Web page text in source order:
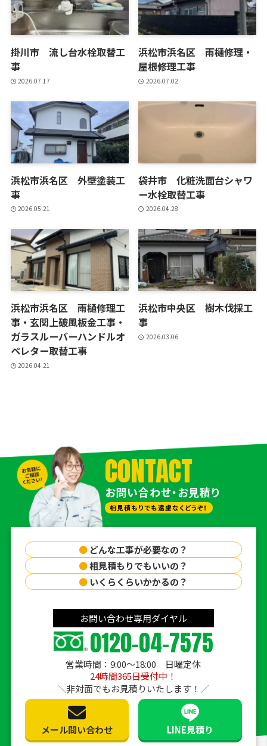
掛川市 流し台水栓取替工
事
2026.07.17
浜松市浜名区 雨樋修理・
屋根修理工事
2026.07.02
浜松市浜名区 外壁塗装工
事
2026.05.21
袋井市 化粧洗面台シャワ
ー水栓取替工事
2026.04.28
浜松市浜名区 雨樋修理工
事・玄関上破風板金工事・
ガラスルーバーハンドルオ
ペレター取替工事
2026.04.21
浜松市中央区 樹木伐採工
事
2026.03.06
CONTACT
お問い合わせ・お見積り
相見積もりでも遠慮なくどうぞ！
● どんな工事が必要なの？
●相見積もりでもいいの？
● いくらくらいかかるの？
お問い合わせ専用ダイヤル
0120-04-7575
営業時間：9:00〜18:00 日曜定休
24時間365日受付中！
非対面でもお見積りいたします！
メール問い合わせ LINE見積り